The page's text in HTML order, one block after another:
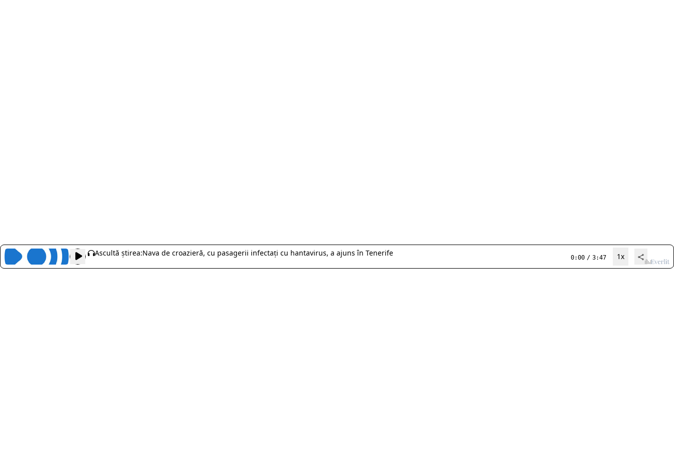
Ascultă știrea:Nava de croazieră, cu pasagerii infectați cu hantavirus, a ajuns în Tenerife 0:00 / 3:47 1x